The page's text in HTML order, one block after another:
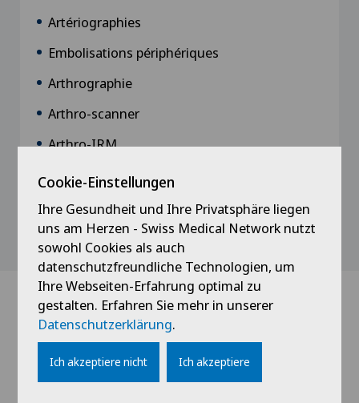
Artériographies
Embolisations périphériques
Arthrographie
Arthro-scanner
Arthro-IRM
Ärzte mit dieser
Spezialisierung
Cookie-Einstellungen
Ihre Gesundheit und Ihre Privatsphäre liegen
uns am Herzen - Swiss Medical Network nutzt
sowohl Cookies als auch
datenschutzfreundliche Technologien, um
Ihre Webseiten-Erfahrung optimal zu
gestalten. Erfahren Sie mehr in unserer
Datenschutzerklärung.
Ich akzeptiere nicht Ich akzeptiere